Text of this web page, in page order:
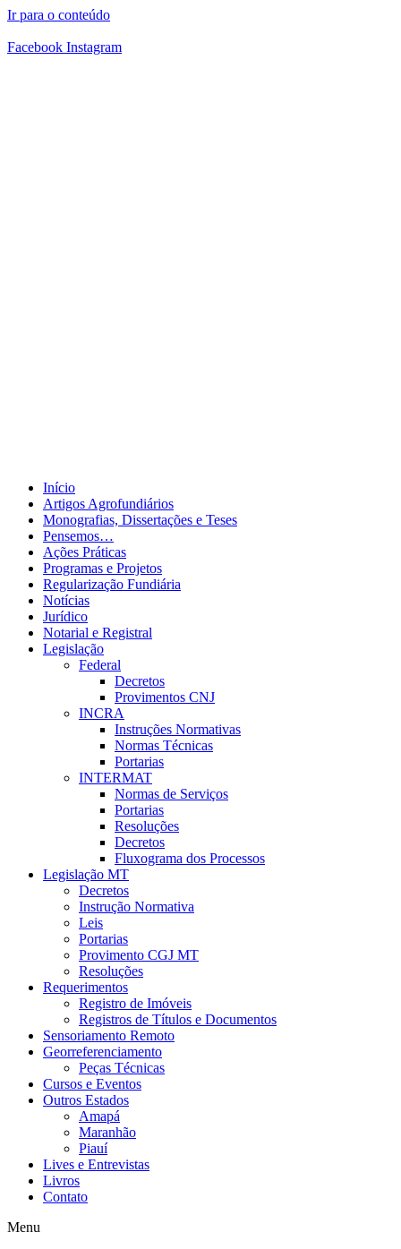
Ir para o conteúdo
Facebook Instagram
Início
Artigos Agrofundiários
Monografias, Dissertações e Teses
Pensemos…
Ações Práticas
Programas e Projetos
Regularização Fundiária
Notícias
Jurídico
Notarial e Registral
Legislação
Federal
Decretos
Provimentos CNJ
INCRA
Instruções Normativas
Normas Técnicas
Portarias
INTERMAT
Normas de Serviços
Portarias
Resoluções
Decretos
Fluxograma dos Processos
Legislação MT
Decretos
Instrução Normativa
Leis
Portarias
Provimento CGJ MT
Resoluções
Requerimentos
Registro de Imóveis
Registros de Títulos e Documentos
Sensoriamento Remoto
Georreferenciamento
Peças Técnicas
Cursos e Eventos
Outros Estados
Amapá
Maranhão
Piauí
Lives e Entrevistas
Livros
Contato
Menu